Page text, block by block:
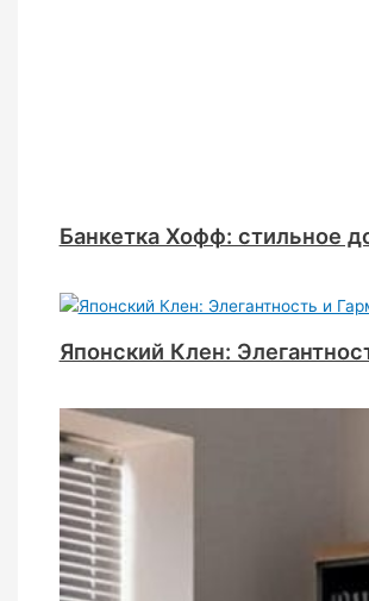
Банкетка Хофф: стильное
Японский Клен: